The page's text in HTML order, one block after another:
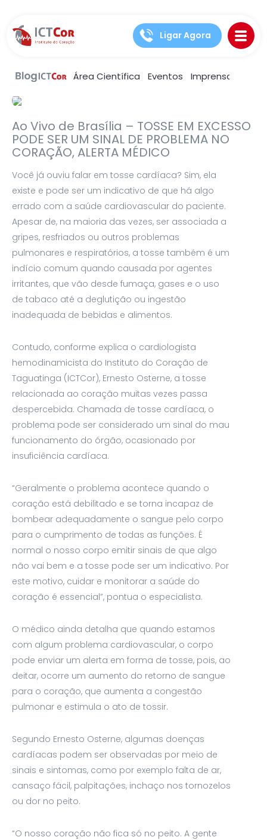
Ligar Agora
Área Científica Eventos Imprensa
Ao Vivo de Brasília – TOSSE EM EXCESSO
PODE SER UM SINAL DE PROBLEMA NO
CORAÇÃO, ALERTA MÉDICO
Você já ouviu falar em tosse cardíaca? Sim, ela
existe e pode ser um indicativo de que há algo
errado com a saúde cardiovascular do paciente.
Apesar de, na maioria das vezes, ser associada a
gripes, resfriados ou outros problemas
pulmonares e respiratórios, a tosse também é um
indício comum quando causada por agentes
irritantes, que vão desde fumaça, gases e o uso
de tabaco até a deglutição ou ingestão
inadequada de bebidas e alimentos.
Contudo, conforme explica o cardiologista
hemodinamicista do Instituto do Coração de
Taguatinga (ICTCor), Ernesto Osterne, a tosse
relacionada ao coração muitas vezes passa
despercebida. Chamada de tosse cardíaca, o
problema pode ser considerado um sinal do mau
funcionamento do órgão, ocasionado por
insuficiência cardíaca.
“Geralmente o problema acontece quando o
coração está debilitado e se torna incapaz de
bombear adequadamente o sangue pelo corpo
para o cumprimento de todas as funções. É
normal o nosso corpo emitir sinais de que algo
não vai bem e a tosse pode ser um indicativo. Por
este motivo, cuidar e monitorar a saúde do
coração é essencial”, pontua o especialista.
O médico ainda detalha que quando estamos
com algum problema cardiovascular, o corpo
pode enviar um alerta em forma de tosse, pois, ao
deitar, ocorre um aumento do retorno de sangue
para o coração, que aumenta a congestão
pulmonar e estimula o ato de tossir.
Segundo Ernesto Osterne, algumas doenças
cardíacas podem ser observadas por meio de
sinais e sintomas, como por exemplo falta de ar,
cansaço fácil, palpitações, inchaço nos tornozelos
ou dor no peito.
“O nosso coração não fica só no peito. A gente